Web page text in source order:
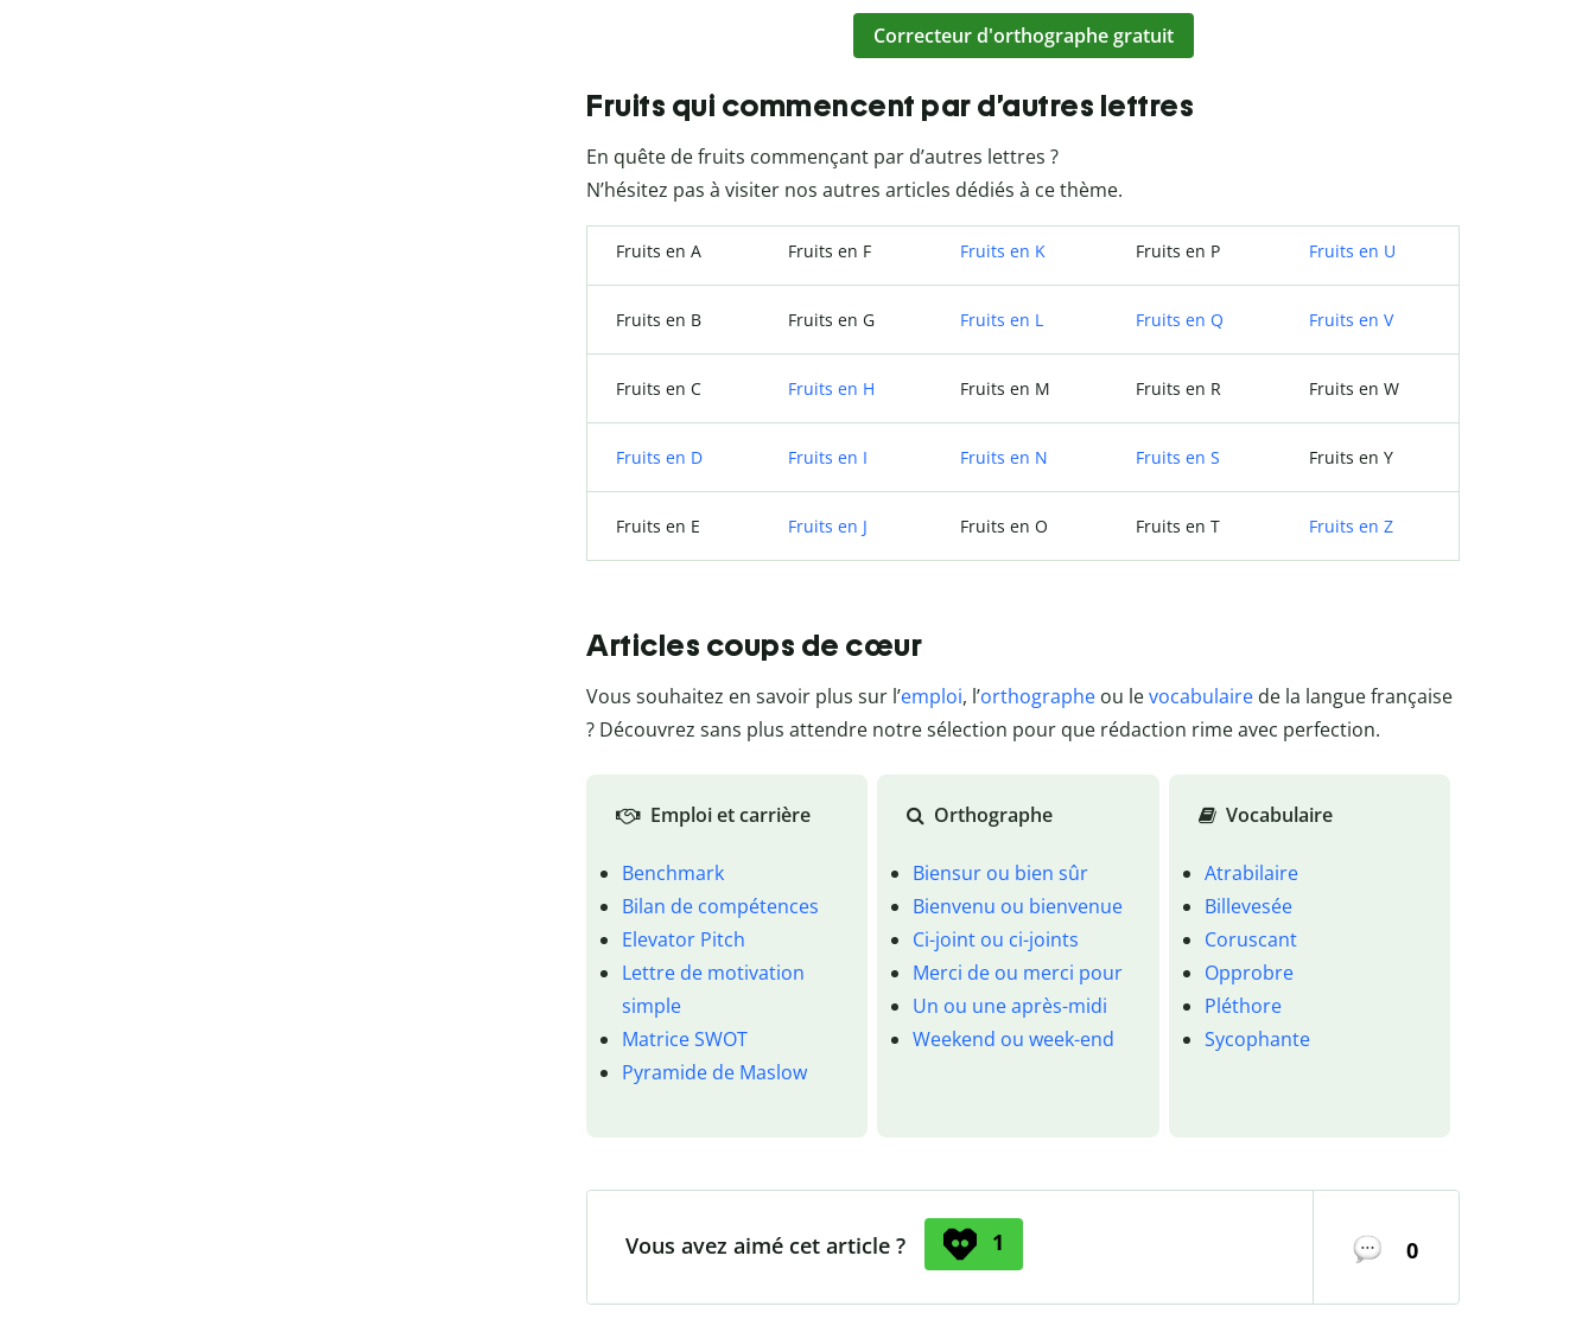
Correcteur d'orthographe gratuit
Fruits qui commencent par d’autres lettres
En quête de fruits commençant par d’autres lettres ?
N’hésitez pas à visiter nos autres articles dédiés à ce thème.
Fruits en A Fruits en F Fruits en K Fruits en P Fruits en U
Fruits en B Fruits en G Fruits en L Fruits en Q Fruits en V
Fruits en C Fruits en H Fruits en M Fruits en R Fruits en W
Fruits en D Fruits en I Fruits en N Fruits en S Fruits en Y
Fruits en E Fruits en J Fruits en O Fruits en T Fruits en Z
Articles coups de cœur
Vous souhaitez en savoir plus sur l’emploi, l’orthographe ou levocabulaire de la langue française
? Découvrez sans plus attendre notre sélection pour que rédaction rime avec perfection.
Emploi et carrière
Benchmark
Bilan de compétences
Elevator Pitch
Lettre de motivation
simple
Matrice SWOT
Pyramide de Maslow
Orthographe
Biensur ou bien sûr
Bienvenu ou bienvenue
Ci-joint ou ci-joints
Merci de ou merci pour
Un ou une après-midi
Weekend ou week-end
Vocabulaire
Atrabilaire
Billevesée
Coruscant
Opprobre
Pléthore
Sycophante
Vous avez aimé cet article ? 1 0